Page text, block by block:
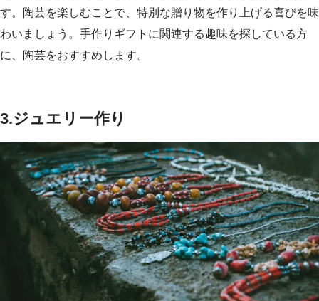
す。陶芸を楽しむことで、特別な贈り物を作り上げる喜びを味
わいましょう。手作りギフトに関連する趣味を探している方
に、陶芸をおすすめします。
3.ジュエリー作り